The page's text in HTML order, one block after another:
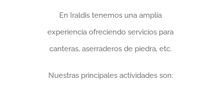
En Iraldis tenemos una amplia
experiencia ofreciendo servicios para
canteras, aserraderos de piedra, etc.
Nuestras principales actividades son: